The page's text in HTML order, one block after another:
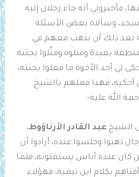
فأخبروني أنه جاء رجلان إليه
وسألاه بعض الأسئلة
بعد ذلك أن يذهب معهم في
بعيدة وقتلوه ومثّلوا بجثته
لي أحد الأخوة ما فعلوا بجثته،
أحكيه، فهذا فعلهم بالشيخ
الله عليه-
الشيخ عبد القادر الأرناؤوط،
ذهبوا وجلسوا عنده، أرادوا أن
كان عنده أناس يستفتونه، فلما
بكلام ابن تيمية، فهؤلاء